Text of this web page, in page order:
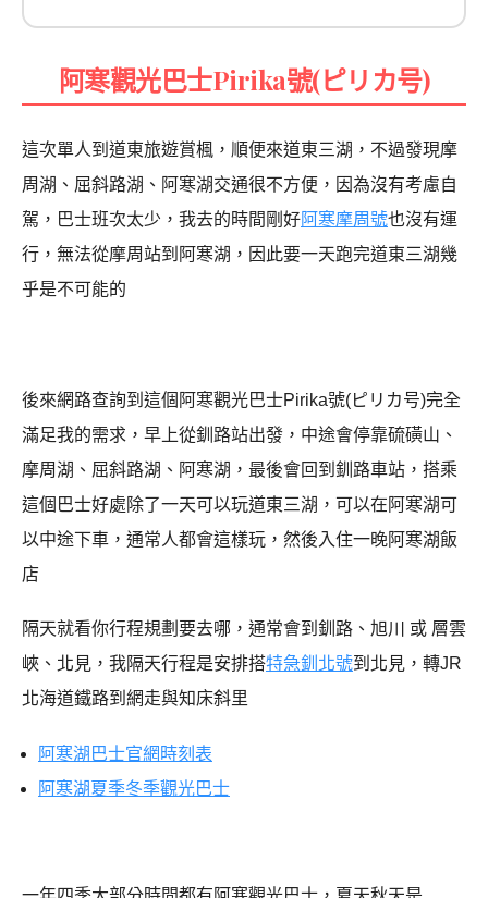
阿寒觀光巴士Pirika號(ピリカ号)
這次單人到道東旅遊賞楓，順便來道東三湖，不過發現摩
周湖、屈斜路湖、阿寒湖交通很不方便，因為沒有考慮自
駕，巴士班次太少，我去的時間剛好阿寒摩周號也沒有運
行，無法從摩周站到阿寒湖，因此要一天跑完道東三湖幾
乎是不可能的
後來網路查詢到這個阿寒觀光巴士Pirika號(ピリカ号)完全
滿足我的需求，早上從釧路站出發，中途會停靠硫磺山、
摩周湖、屈斜路湖、阿寒湖，最後會回到釧路車站，搭乘
這個巴士好處除了一天可以玩道東三湖，可以在阿寒湖可
以中途下車，通常人都會這樣玩，然後入住一晚阿寒湖飯
店
隔天就看你行程規劃要去哪，通常會到釧路、旭川 或 層雲
峽、北見 ，我隔天行程是安排搭特急釧北號到北見，轉JR
北海道鐵路到網走與知床斜里
阿寒湖巴士官網時刻表
阿寒湖夏季冬季觀光巴士